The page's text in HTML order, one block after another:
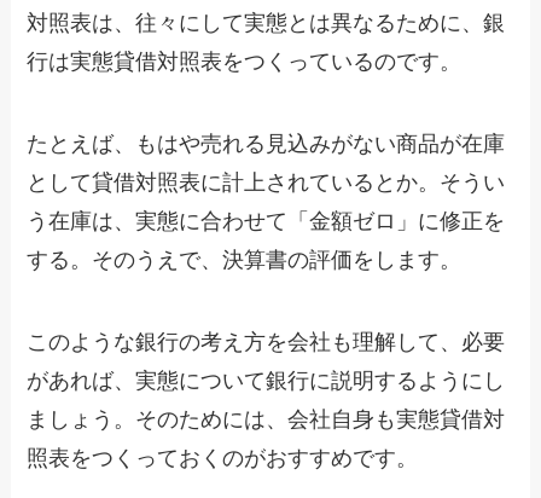
対照表は、往々にして実態とは異なるために、銀
行は実態貸借対照表をつくっているのです。
たとえば、もはや売れる見込みがない商品が在庫
として貸借対照表に計上されているとか。そうい
う在庫は、実態に合わせて「金額ゼロ」に修正を
する。そのうえで、決算書の評価をします。
このような銀行の考え方を会社も理解して、必要
があれば、実態について銀行に説明するようにし
ましょう。そのためには、会社自身も実態貸借対
照表をつくっておくのがおすすめです。